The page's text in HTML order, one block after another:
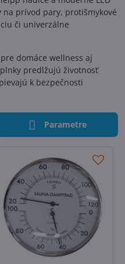
na prívod pary, protišmykové
či univerzálne
domáce wellness aj
predlžujú životnosť
k bezpečnosti
Parametre